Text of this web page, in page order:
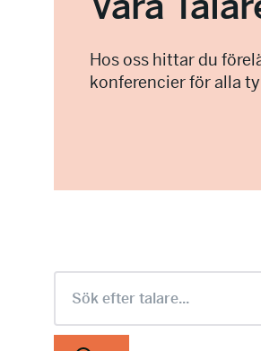
Hos oss hittar du
konferencier för alla